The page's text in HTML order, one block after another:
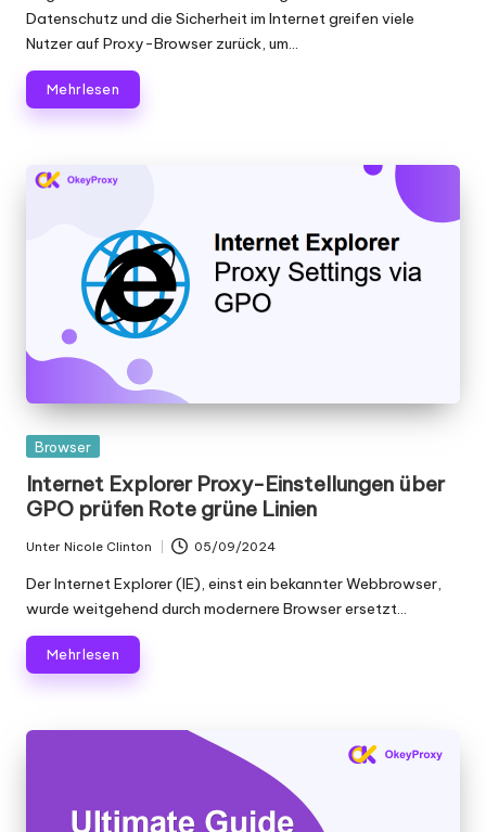
Datenschutz und die Sicherheit im Internet greifen viele
Nutzer auf Proxy-Browser zurück, um...
Mehr lesen
Gepostet
Browser
Internet Explorer Proxy-Einstellungen über
GPO prüfen Rote grüne Linien
Geschrieben
von
Unter Nicole Clinton 05/09/2024
Der Internet Explorer (IE), einst ein bekannter Webbrowser,
wurde weitgehend durch modernere Browser ersetzt...
Mehr lesen